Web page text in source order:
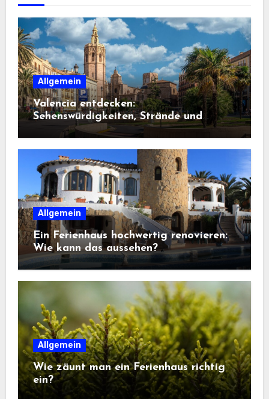
Allgemein
Valencia entdecken:
Sehenswürdigkeiten, Strände und
Geheimtipps
Allgemein
Ein Ferienhaus hochwertig renovieren:
Wie kann das aussehen?
Allgemein
Wie zäunt man ein Ferienhaus richtig
ein?